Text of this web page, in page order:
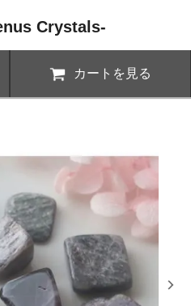
Crystals-
カートを見る